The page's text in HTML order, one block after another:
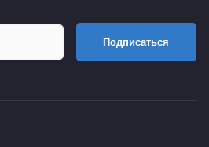
Подписаться